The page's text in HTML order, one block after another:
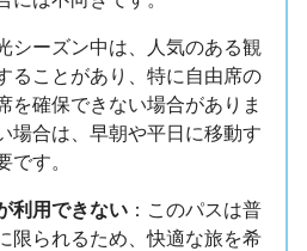
シーズン中は、人気のある観
ることがあり、特に自由席の
を確保できない場合がありま
場合は、早朝や平日に移動す
です。
利用できない ：このパスは普
限られるため、快適な旅を希